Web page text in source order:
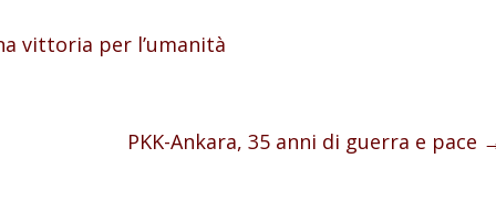
vittoria per l’umanità
PKK-Ankara, 35 anni di guerra e pace